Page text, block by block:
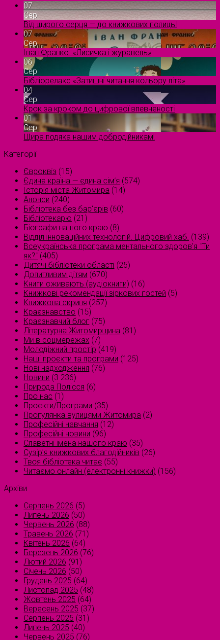
07
Сер
Від щирого серця — до книжкових полиць!
07
Сер
Іван Франко. «Лисичка і журавель»
06
Сер
Бібліорелакс «Затишні читання кольору літа»
04
Сер
Крок за кроком до цифрової впевненості
01
Сер
Щира подяка нашим добродійникам!
Категорії
Євроквіз (15)
Єдина країна — єдина сім’я (574)
Історія міста Житомира (14)
Анонси (240)
Бібліотека без бар'єрів (60)
Бібліотекарю (21)
Біографи нашого краю (8)
Відділ інноваційних технологій. Цифровий хаб. (139)
Всеукраїнська програма ментального здоров'я "Ти
як?" (405)
Дитячі бібліотеки області (25)
Допитливим дітям (670)
Книги оживають (аудіокниги) (16)
Книжкові рекомендації зіркових гостей (5)
Книжкова скриня (257)
Краєзнавство (15)
Краєзнавчий блог (75)
Літературна Житомирщина (81)
Ми в соцмережах (7)
Молодіжний простір (419)
Наші проєкти та програми (125)
Нові надходження (76)
Новини (3 236)
Природа Полісся (6)
Про нас (1)
Проєкти/Програми (35)
Прогулянка вулицями Житомира (2)
Професійні навчання (12)
Професійні новини (96)
Славетні імена нашого краю (35)
Сузірʼя книжкових благодійників (26)
Твоя бібліотека читає (55)
Читаємо онлайн (електронні книжки) (156)
Архіви
Серпень 2026 (5)
Липень 2026 (50)
Червень 2026 (88)
Травень 2026 (71)
Квітень 2026 (64)
Березень 2026 (76)
Лютий 2026 (91)
Січень 2026 (50)
Грудень 2025 (64)
Листопад 2025 (48)
Жовтень 2025 (64)
Вересень 2025 (37)
Серпень 2025 (31)
Липень 2025 (40)
Червень 2025 (76)